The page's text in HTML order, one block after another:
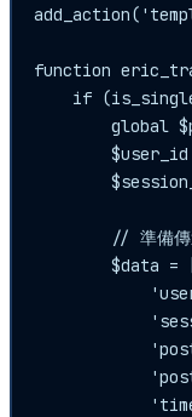
function
if
global
// 準備
$data =